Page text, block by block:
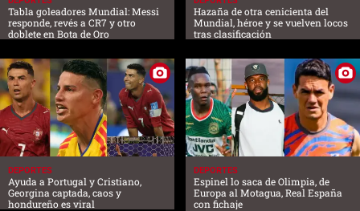
Tabla goleadores Mundial: Messi
responde, revés a CR7 y otro
doblete en Bota de Oro
Hazaña de otra cenicienta del
Mundial, héroe y se vuelven locos
tras clasificación
DEPORTES
Ayuda a Portugal y Cristiano,
Georgina captada, caos y
hondureño es viral
DEPORTES
Espinel lo saca de Olimpia, de
Europa al Motagua, Real España
con fichaje